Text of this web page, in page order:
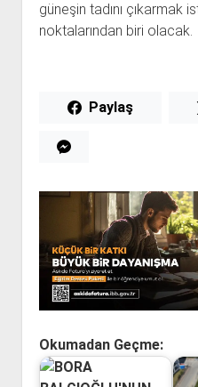
güneşin tadını çıkarmak
noktalarından biri olacak.
Paylaş
Okumadan Geçme: